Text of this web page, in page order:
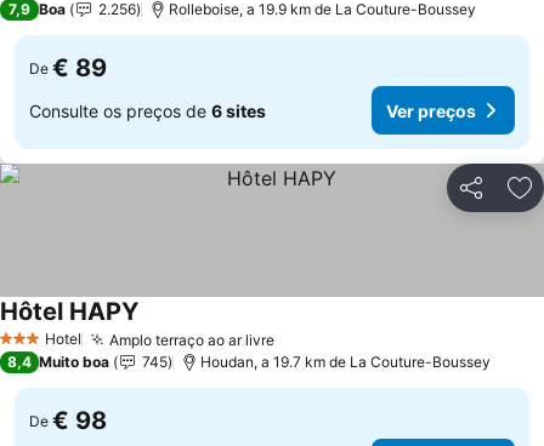
7,9 Boa 2.256 Rolleboise, a 19.9 km de La Couture-Boussey
De € 89
Consulte os preços de 6 sites Ver preços
Partilhar
3 EstrelasHotel Amplo terraço ao ar livre
Hôtel HAPY
8,4 Muito boa 745 Houdan, a 19.7 km de La Couture-Boussey
De € 98